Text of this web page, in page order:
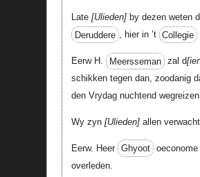
Late Ulieden by dezen weten
Deruddere , hier in ’t Collegie
Eerw H. Meersseman zal d
schikken tegen dan, zoodanig
den Vrydag nuchtend
Wy zyn Ulieden allen
Eerw. Heer Ghyoot oeconome
overleden.